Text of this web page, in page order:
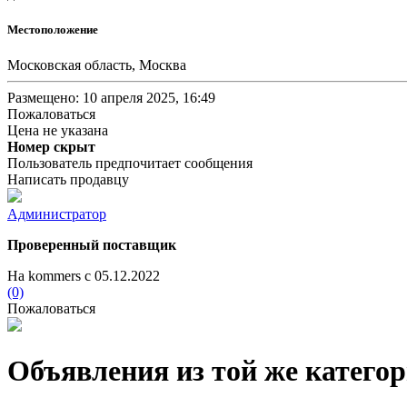
Местоположение
Московская область, Москва
Размещено: 10 апреля 2025, 16:49
Пожаловаться
Цена не указана
Номер скрыт
Пользователь предпочитает сообщения
Написать продавцу
Администратор
Проверенный поставщик
На kommers с 05.12.2022
(0)
Пожаловаться
Объявления из той же